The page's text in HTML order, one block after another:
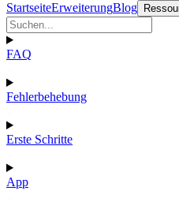
StartseiteErweiterungBlog
FAQ
Fehlerbehebung
Erste Schritte
App